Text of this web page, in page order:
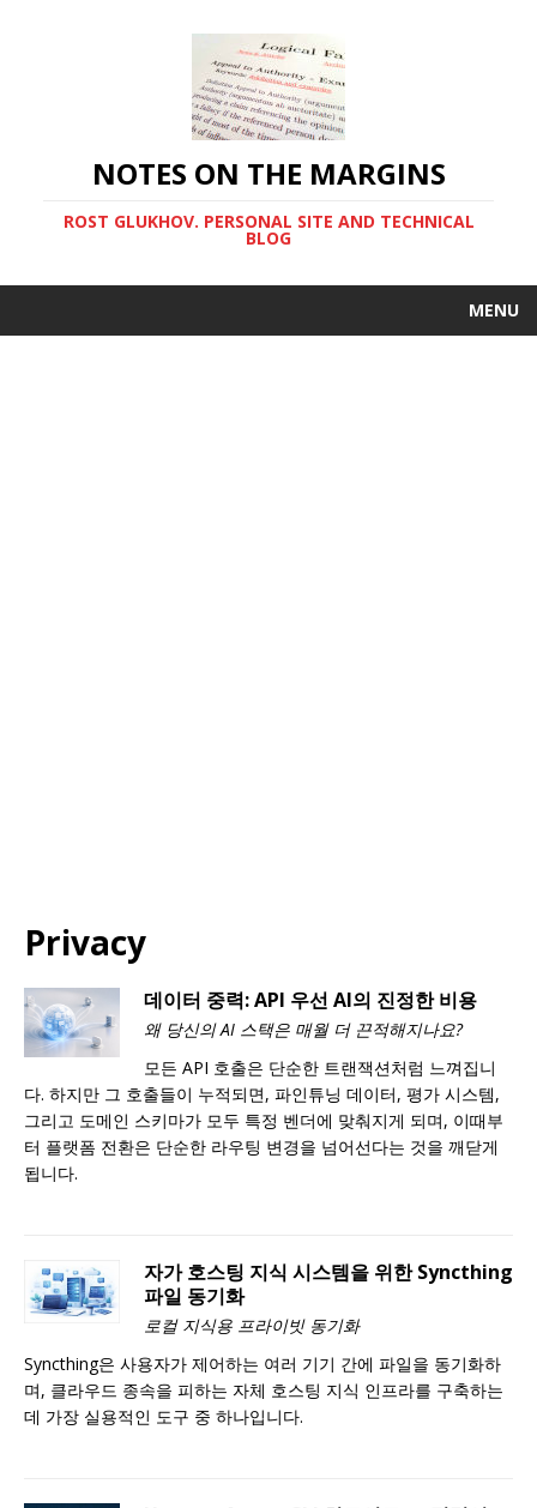
NOTES ON THE MARGINS
ROST GLUKHOV. PERSONAL SITE AND TECHNICAL
BLOG
MENU
Privacy
데이터 중력: API 우선 AI의 진정한 비용
왜 당신의 AI 스택은 매월 더 끈적해지나요?
모든 API 호출은 단순한 트랜잭션처럼 느껴집니
다. 하지만 그 호출들이 누적되면, 파인튜닝 데이터, 평가 시스템,
그리고 도메인 스키마가 모두 특정 벤더에 맞춰지게 되며, 이때부
터 플랫폼 전환은 단순한 라우팅 변경을 넘어선다는 것을 깨닫게
됩니다.
자가 호스팅 지식 시스템을 위한 Syncthing
파일 동기화
로컬 지식용 프라이빗 동기화
Syncthing은 사용자가 제어하는 여러 기기 간에 파일을 동기화하
며, 클라우드 종속을 피하는 자체 호스팅 지식 인프라를 구축하는
데 가장 실용적인 도구 중 하나입니다.